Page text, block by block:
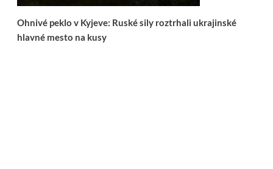
Ohnivé peklo v Kyjeve: Ruské sily roztrhali ukrajinské
hlavné mesto na kusy